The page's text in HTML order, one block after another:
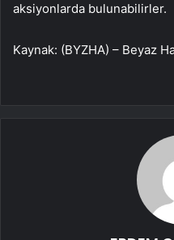
aksiyonlarda bulunabilirler.
Kaynak: (BYZHA) – Beyaz